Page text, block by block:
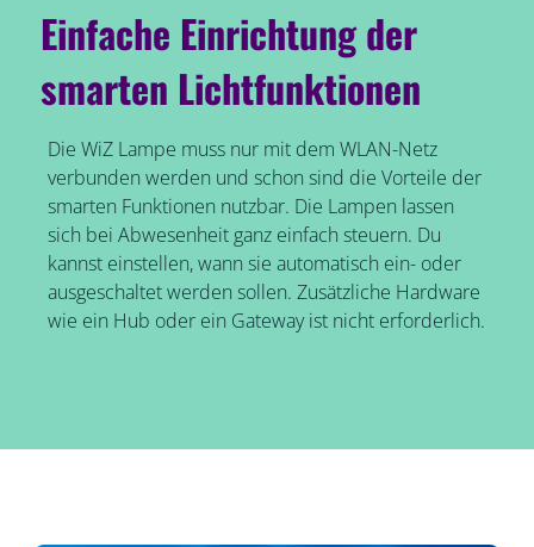
Einfache Einrichtung der
smarten Lichtfunktionen
Die WiZ Lampe muss nur mit dem WLAN-Netz
verbunden werden und schon sind die Vorteile der
smarten Funktionen nutzbar. Die Lampen lassen
sich bei Abwesenheit ganz einfach steuern. Du
kannst einstellen, wann sie automatisch ein- oder
ausgeschaltet werden sollen. Zusätzliche Hardware
wie ein Hub oder ein Gateway ist nicht erforderlich.